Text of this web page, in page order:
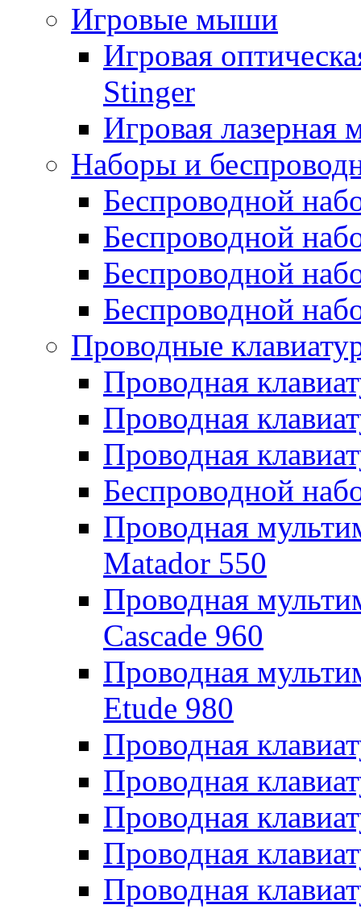
Игровые мыши
Игровая
Stinger
Игровая
Наборы и
Беспроводной
Беспроводной
Беспроводной
Беспроводной
Проводные
Проводная
Проводная
Проводная
Беспроводной
Проводная
Matador 550
Проводная
Cascade 960
Проводная
Etude 980
Проводная
Проводная
Проводная
Проводная
Проводная